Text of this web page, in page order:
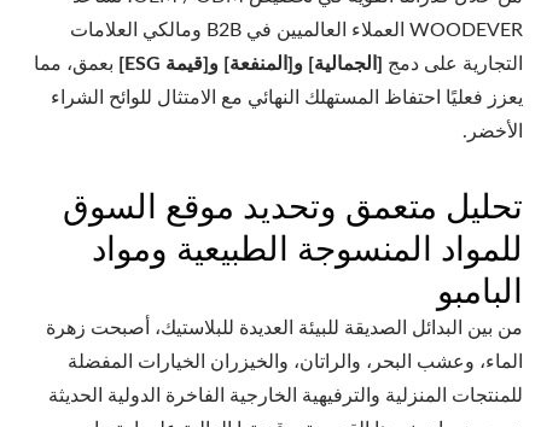
WOODEVER العملاء العالميين في B2B ومالكي العلامات
التجارية على دمج [الجمالية] و[المنفعة] و[قيمة ESG]
بعمق، مما
يعزز فعليًا احتفاظ المستهلك النهائي مع الامتثال للوائح الشراء
الأخضر.
تحليل متعمق وتحديد موقع السوق
للمواد المنسوجة الطبيعية ومواد
البامبو
من بين البدائل الصديقة للبيئة العديدة للبلاستيك، أصبحت زهرة
الماء، وعشب البحر، والراتان، والخيزران الخيارات المفضلة
للمنتجات المنزلية والترفيهية الخارجية الفاخرة الدولية الحديثة